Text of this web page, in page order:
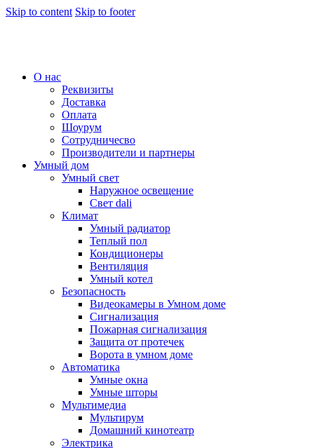
Skip to content Skip to footer
О нас
Реквизиты
Доставка
Оплата
Шоурум
Сотрудничесво
Производители и партнеры
Умный дом
Умный свет
Наружное освещение
Свет dali
Климат
Умный радиатор
Теплый пол
Кондиционеры
Вентиляция
Умный котел
Безопасность
Видеокамеры в Умном доме
Сигнализация
Пожарная сигнализация
Защита от протечек
Ворота в умном доме
Автоматика
Умные окна
Умные шторы
Мультимедиа
Мультирум
Домашний кинотеатр
Электрика